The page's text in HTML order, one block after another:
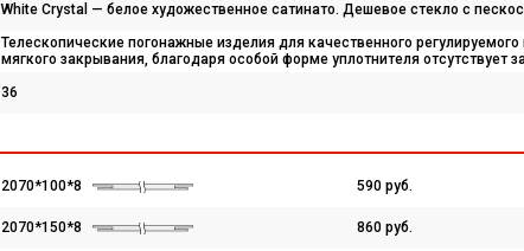
White Сrystal — белое художественное сатинато. Дешевое стекло с
Телескопические погонажные изделия для качественного
мягкого закрывания, благодаря особой форме уплотнителя отсутствует
36
2070*100*8 590 руб.
2070*150*8 860 руб.